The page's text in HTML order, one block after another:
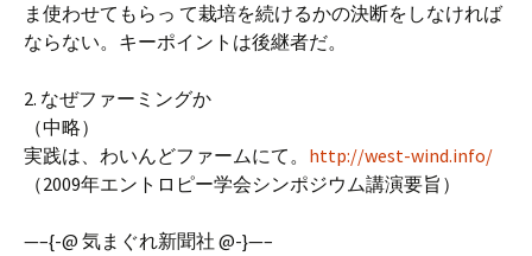
ま使わせてもらっ て栽培を続けるかの決断をしなければ
ならない。キーポイントは後継者だ。
2. なぜファーミングか
（中略）
実践は、わいんどファームにて。 http://west-wind.info/
（2009年エントロピー学会シンポジウム講演要旨）
—–{-@ 気まぐれ新聞社 @-}—–